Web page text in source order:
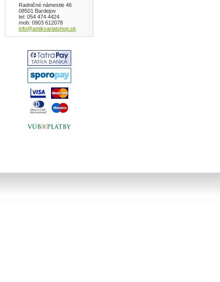
Radničné námestie 46
08501 Bardejov
tel: 054 474 4424
mob: 0903 612078
info@antikvariatshop.sk